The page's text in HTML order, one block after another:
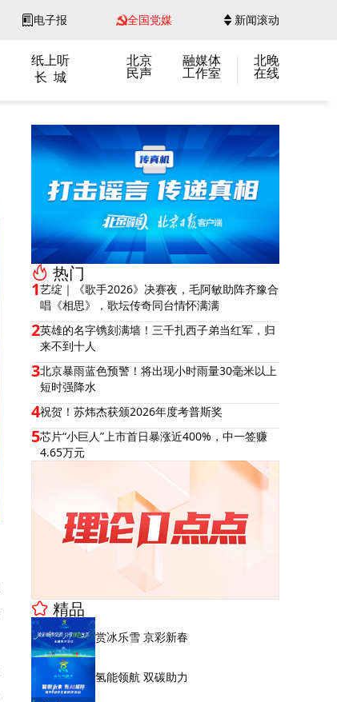
电子报 全国党媒 新闻滚动
纸上听
长 城
北京
民声
融媒体
工作室
北晚
在线
热门
1艺绽｜《歌手2026》决赛夜，毛阿敏助阵齐豫合
唱《相思》，歌坛传奇同台情怀满满
2英雄的名字镌刻满墙！三千扎西子弟当红军，归
来不到十人
3北京暴雨蓝色预警！将出现小时雨量30毫米以上
短时强降水
4祝贺！苏炜杰获颁2026年度考普斯奖
5芯片“小巨人”上市首日暴涨近400%，中一签赚
4.65万元
精品
赏冰乐雪 京彩新春
氢能领航 双碳助力